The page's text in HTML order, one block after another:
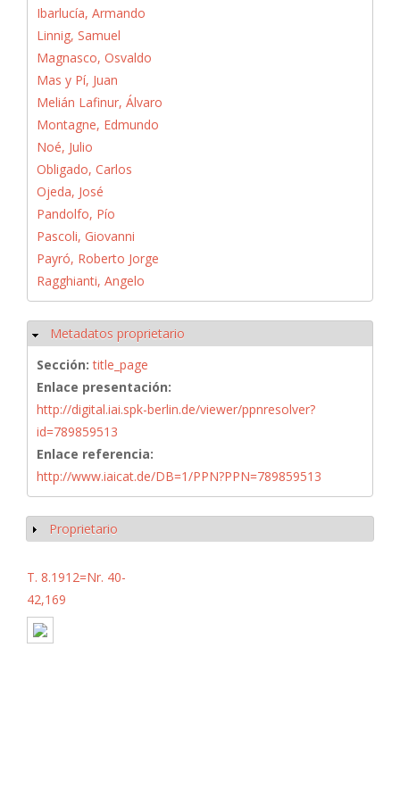
Ibarlucía, Armando
Linnig, Samuel
Magnasco, Osvaldo
Mas y Pí, Juan
Melián Lafinur, Álvaro
Montagne, Edmundo
Noé, Julio
Obligado, Carlos
Ojeda, José
Pandolfo, Pío
Pascoli, Giovanni
Payró, Roberto Jorge
Ragghianti, Angelo
Ocultar
Metadatos proprietario
Sección:title_page
Enlace presentación:
http://digital.iai.spk-berlin.de/viewer/ppnresolver?
id=789859513
Enlace referencia:
http://www.iaicat.de/DB=1/PPN?PPN=789859513
Mostrar
Proprietario
T. 8.1912=Nr. 40-
42,169